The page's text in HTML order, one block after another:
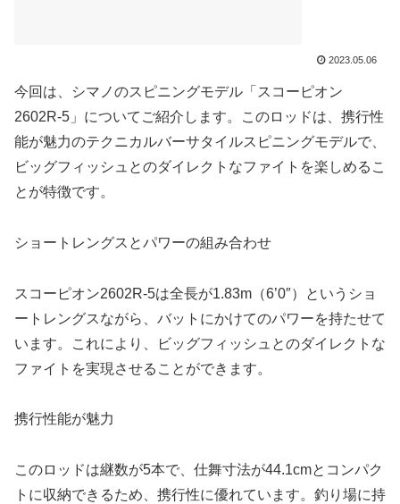
2023.05.06
今回は、シマノのスピニングモデル「スコーピオン
2602R-5」についてご紹介します。このロッドは、携行性
能が魅力のテクニカルバーサタイルスピニングモデルで、
ビッグフィッシュとのダイレクトなファイトを楽しめるこ
とが特徴です。
ショートレングスとパワーの組み合わせ
スコーピオン2602R-5は全長が1.83m（6’0″）というショ
ートレングスながら、バットにかけてのパワーを持たせて
います。これにより、ビッグフィッシュとのダイレクトな
ファイトを実現させることができます。
携行性能が魅力
このロッドは継数が5本で、仕舞寸法が44.1cmとコンパク
トに収納できるため、携行性に優れています。釣り場に持